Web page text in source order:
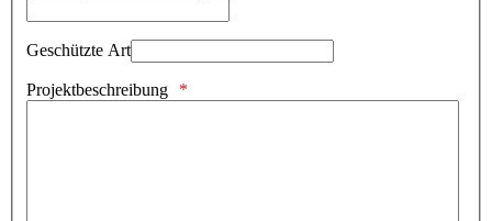
Geschützte Art
Projektbeschreibung